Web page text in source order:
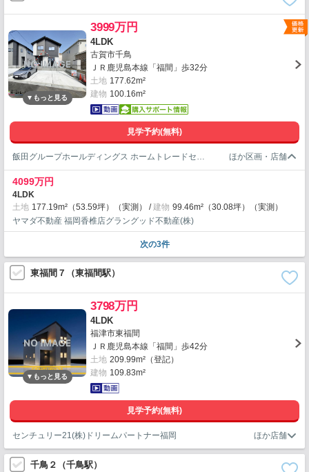
3999万円
4LDK
古賀市千鳥
ＪＲ鹿児島本線「福間」歩32分
土地 177.62m²
建物 100.16m²
見学予約(無料)
飯田グループホールディングス ホームトレードセンター(株)福岡営業所
4099万円
4LDK
土地 177.19m²（53.59坪）（実測） 建物 99.46m²（30.08坪）（実測）
ヤマダ不動産 福岡香椎店グラングッド不動産(株)
次の3件
東福間７（東福間駅）
3798万円
4LDK
福津市東福間
ＪＲ鹿児島本線「福間」歩42分
土地 209.99m²（登記）
建物 109.83m²
見学予約(無料)
センチュリー21(株)ドリームパートナー福岡
千鳥２（千鳥駅）